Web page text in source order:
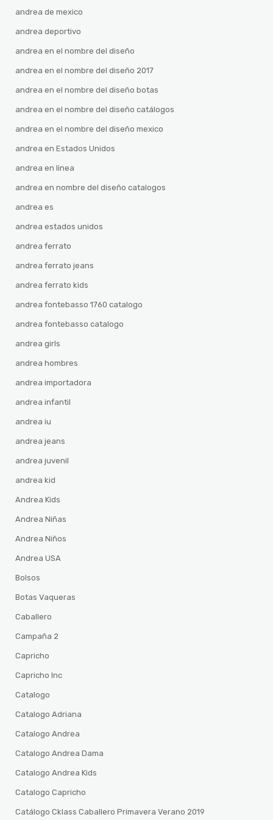
andrea de mexico
andrea deportivo
andrea en el nombre del diseño
andrea en el nombre del diseño 2017
andrea en el nombre del diseño botas
andrea en el nombre del diseño catálogos
andrea en el nombre del diseño mexico
andrea en Estados Unidos
andrea en linea
andrea en nombre del diseño catalogos
andrea es
andrea estados unidos
andrea ferrato
andrea ferrato jeans
andrea ferrato kids
andrea fontebasso 1760 catalogo
andrea fontebasso catalogo
andrea girls
andrea hombres
andrea importadora
andrea infantil
andrea iu
andrea jeans
andrea juvenil
andrea kid
Andrea Kids
Andrea Niñas
Andrea Niños
Andrea USA
Bolsos
Botas Vaqueras
Caballero
Campaña 2
Capricho
Capricho Inc
Catalogo
Catalogo Adriana
Catalogo Andrea
Catalogo Andrea Dama
Catalogo Andrea Kids
Catalogo Capricho
Catálogo Cklass Caballero Primavera Verano 2019